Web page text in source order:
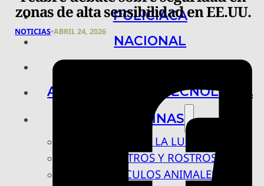
POLICIACA
NACIONAL
ARTE, CIENCIA Y TECNOLOGÍA
COLUMNAS
BAJO LA LUPA
RASTROS Y ROSTROS
VÍNCULOS ANIMALES
zonas de alta sensibilidad en EE.UU.
NOTICIAS•ABRIL 24, 2026